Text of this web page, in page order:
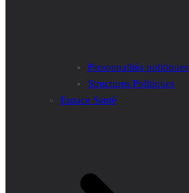
Personnalités politiques
Structures Politiques
Espace Santé